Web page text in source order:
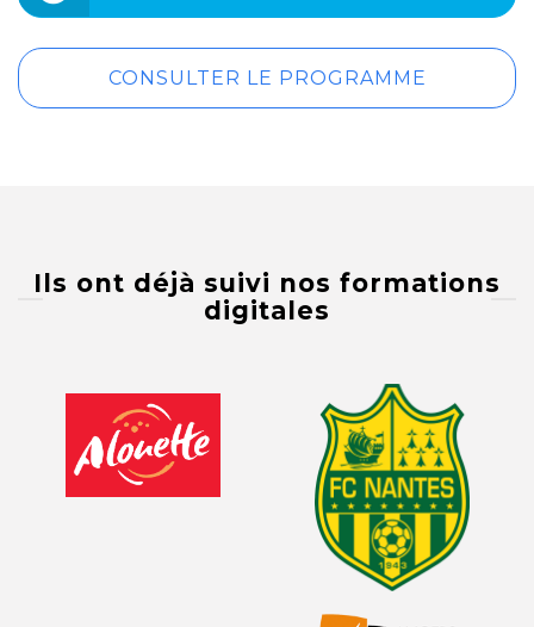
CONSULTER LE PROGRAMME
Ils ont déjà suivi nos formations
digitales